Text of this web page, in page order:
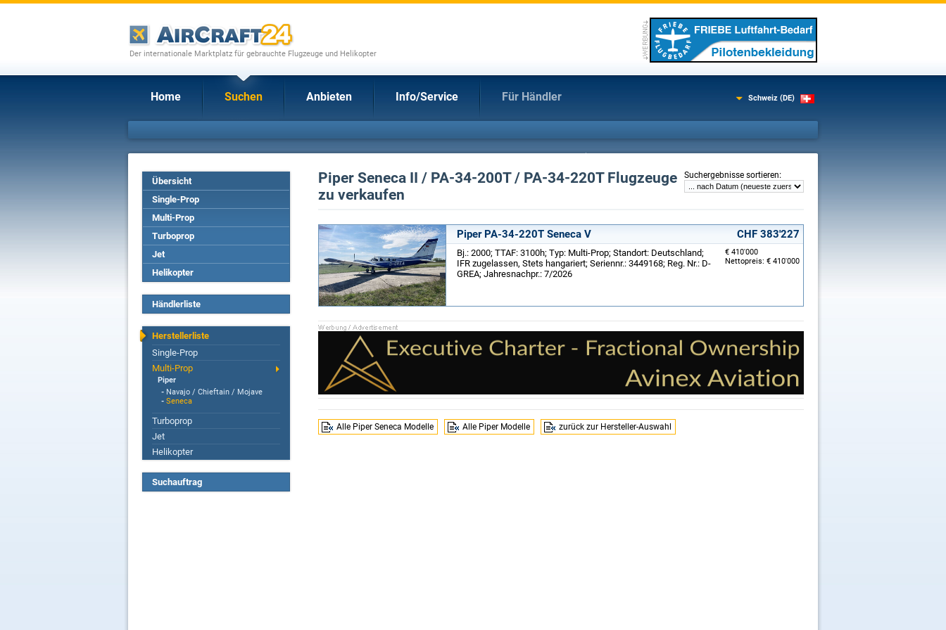
Der internationale Marktplatz für gebrauchte Flugzeuge und Helikopter
Home Suchen Anbieten Info/Service Für Händler Schweiz (DE)
Übersicht
Single-Prop
Multi-Prop
Turboprop
Jet
Helikopter
Händlerliste
Herstellerliste
Single-Prop
Multi-Prop
Piper
- Navajo / Chieftain / Mojave
- Seneca
Turboprop
Jet
Helikopter
Suchauftrag
Suchergebnisse sortieren:
Piper Seneca II / PA-34-200T / PA-34-220T Flugzeuge
zu verkaufen
Piper PA-34-220T Seneca V CHF 383'227
€ 410'000
Nettopreis: € 410'000
Bj.: 2000; TTAF: 3100h; Typ: Multi-Prop; Standort: Deutschland;
IFR zugelassen, Stets hangariert; Seriennr.: 3449168; Reg. Nr.: D-
GREA; Jahresnachpr.: 7/2026
Alle Piper Seneca Modelle Alle Piper Modelle zurück zur Hersteller-Auswahl